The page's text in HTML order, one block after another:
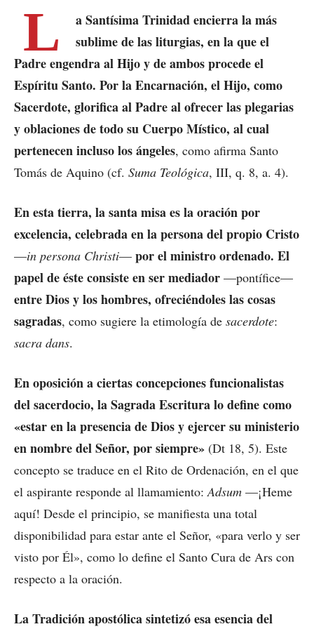
L
a Santísima Trinidad encierra la más
sublime de las liturgias, en la que el
Padre engendra al Hijo y de ambos procede el
Espíritu Santo. Por la Encarnación, el Hijo, como
Sacerdote, glorifica al Padre al ofrecer las plegarias
y oblaciones de todo su Cuerpo Místico, al cual
pertenecen incluso los ángeles, como afirma Santo
Tomás de Aquino (cf. Suma Teológica, III, q. 8, a. 4).
En esta tierra, la santa misa es la oración por
excelencia, celebrada en la persona del propio Cristo
—in persona Christi— por el ministro ordenado. El
papel de éste consiste en ser mediador —pontífice—
entre Dios y los hombres, ofreciéndoles las cosas
sagradas, como sugiere la etimología de sacerdote:
sacra dans.
En oposición a ciertas concepciones funcionalistas
del sacerdocio, la Sagrada Escritura lo define como
«estar en la presencia de Dios y ejercer su ministerio
en nombre del Señor, por siempre» (Dt 18, 5). Este
concepto se traduce en el Rito de Ordenación, en el que
el aspirante responde al llamamiento:Adsum —¡Heme
aquí! Desde el principio, se manifiesta una total
disponibilidad para estar ante el Señor, «para verlo y ser
visto por Él», como lo define el Santo Cura de Ars con
respecto a la oración.
La Tradición apostólica sintetizó esa esencia del